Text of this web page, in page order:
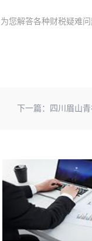
您解答各种财税疑难问
下一篇： 四川眉山